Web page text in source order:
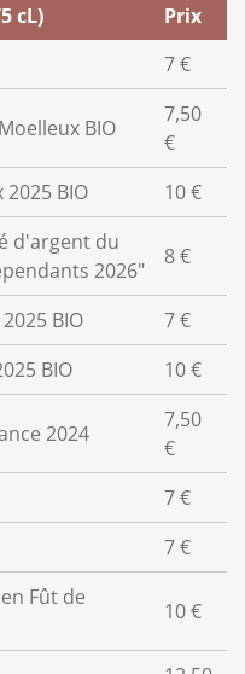
cL)
Prix
7 €
Moelleux BIO
7,50
€
BIO
10 €
d'argent du
2026"
8 €
BIO
7 €
BIO
10 €
2024
7,50
€
7 €
7 €
Fût de
10 €